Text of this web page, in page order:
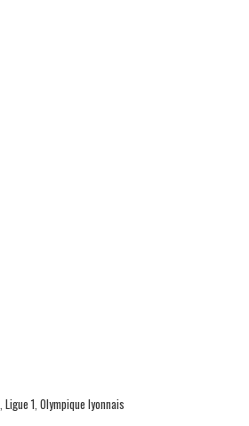
Ligue 1 Olympique lyonnais